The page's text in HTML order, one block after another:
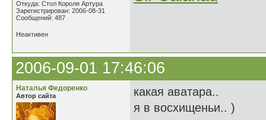
Откуда: Стол Короля Артура
Зарегистрирован: 2006-08-31
Сообщений: 487
Неактивен
2006-09-01 17:46:06
Наталья Федоренко
Автор сайта
какая аватара..
я в восхищеньи.. )